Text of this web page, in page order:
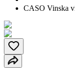
CASO Vinska